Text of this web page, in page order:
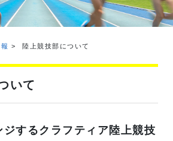
陸上競技部について
いて
ジするクラフティア陸上競技